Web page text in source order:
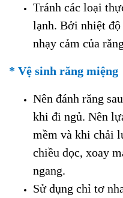
Tránh các loại
lạnh. Bởi nhiệt độ
nhạy cảm của
* Vệ sinh răng miệng
Nên đánh răng
khi đi ngủ. Nên
mềm và khi chải
chiều dọc, xoay
ngang.
Sử dụng chỉ tơ